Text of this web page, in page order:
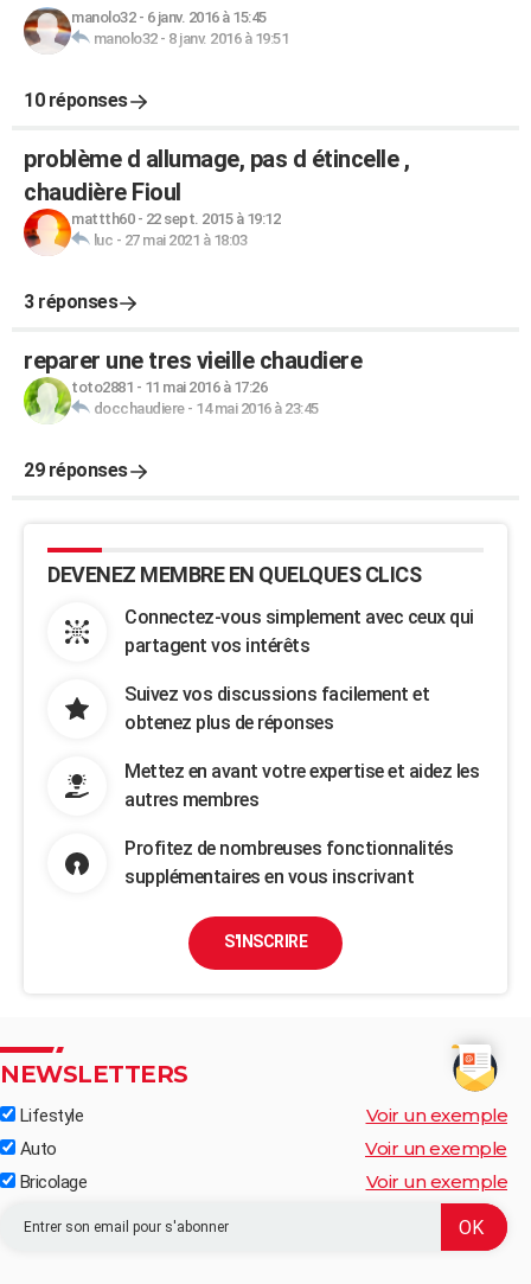
manolo32- 6 janv. 2016 à 15:45
manolo32- 8 janv. 2016 à 19:51
10 réponses
problème d allumage, pas d étincelle ,
chaudière Fioul
mattth60- 22 sept. 2015 à 19:12
luc - 27 mai 2021 à 18:03
3 réponses
reparer une tres vieille chaudiere
toto2881 - 11 mai 2016 à 17:26
docchaudiere- 14 mai 2016 à 23:45
29 réponses
DEVENEZ MEMBRE EN QUELQUES CLICS
Connectez-vous simplement avec ceux qui
partagent vos intérêts
Suivez vos discussions facilement et
obtenez plus de réponses
Mettez en avant votre expertise et aidez les
autres membres
Profitez de nombreuses fonctionnalités
supplémentaires en vous inscrivant
S'INSCRIRE
NEWSLETTERS
Lifestyle Voir un exemple
Auto Voir un exemple
Bricolage Voir un exemple